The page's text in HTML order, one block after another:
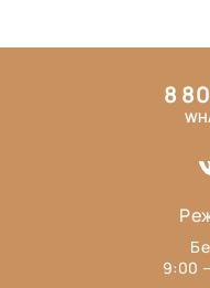
8
9:00